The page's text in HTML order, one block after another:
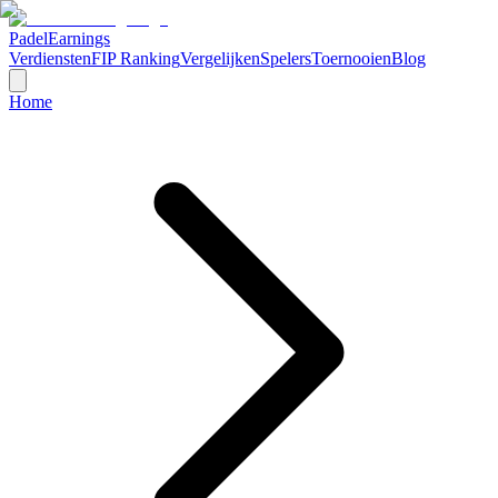
PadelEarnings
VerdienstenFIP RankingVergelijkenSpelersToernooienBlog
Home